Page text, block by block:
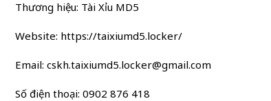
Thương hiệu: Tài Xỉu MD5
Website: https://taixiumd5.locker/
Email: cskh.taixiumd5.locker@gmail.com
Số điện thoại: 0902 876 418